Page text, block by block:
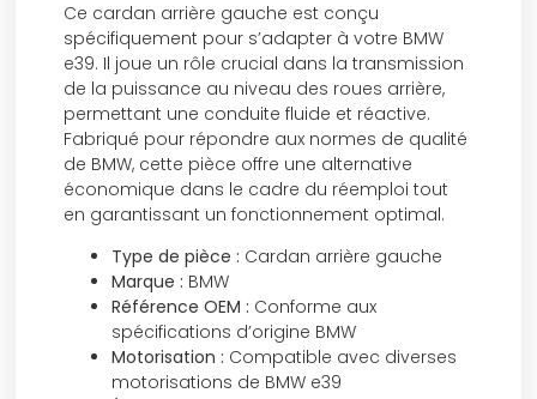
Ce cardan arrière gauche est conçu
spécifiquement pour s’adapter à votre BMW
e39. Il joue un rôle crucial dans la transmission
de la puissance au niveau des roues arrière,
permettant une conduite fluide et réactive.
Fabriqué pour répondre aux normes de qualité
de BMW, cette pièce offre une alternative
économique dans le cadre du réemploi tout
en garantissant un fonctionnement optimal.
Type de pièce : Cardan arrière gauche
Marque : BMW
Référence OEM : Conforme aux
spécifications d’origine BMW
Motorisation : Compatible avec diverses
motorisations de BMW e39